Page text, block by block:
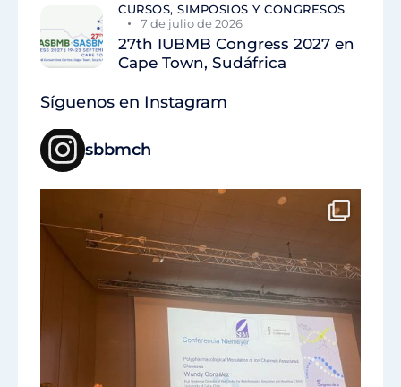
CURSOS, SIMPOSIOS Y CONGRESOS
7 de julio de 2026
27th IUBMB Congress 2027 en
Cape Town, Sudáfrica
Síguenos en Instagram
sbbmch